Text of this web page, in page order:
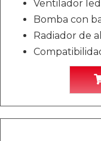
Ventilador
Bomba con
Radiador de